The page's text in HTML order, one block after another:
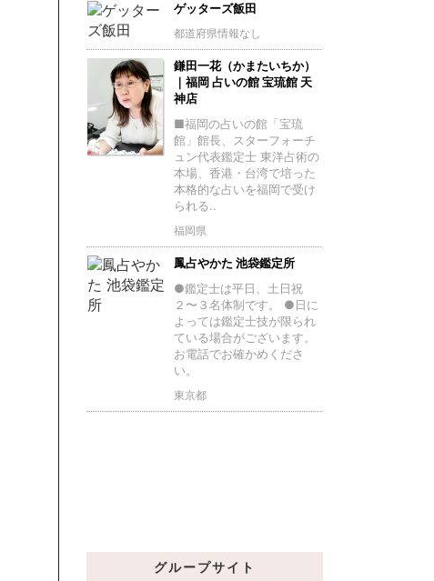
ゲッターズ飯田
都道府県情報なし
鎌田一花（かまたいちか）
｜福岡 占いの館 宝琉館 天
神店
■福岡の占いの館「宝琉
館」館長、スターフォーチ
ュン代表鑑定士 東洋占術の
本場、香港・台湾で培った
本格的な占いを福岡で受け
られる..
福岡県
鳳占やかた 池袋鑑定所
●鑑定士は平日、土日祝
２〜３名体制です。 ●日に
よっては鑑定士技が限られ
ている場合がございます。
お電話でお確かめくださ
い。
東京都
グループサイト